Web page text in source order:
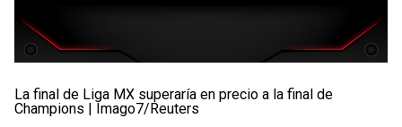
La final de Liga MX superaría en precio a la final de
Champions | Imago7/Reuters